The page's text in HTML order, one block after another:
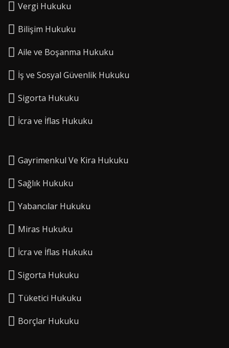
Vergi Hukuku
Bilişim Hukuku
Aile ve Boşanma Hukuku
İş ve Sosyal Güvenlik Hukuku
Sigorta Hukuku
⁠İcra ve İflas Hukuku
Gayrimenkul Ve Kira Hukuku
Sağlık Hukuku
Yabancılar Hukuku
Miras Hukuku
⁠İcra ve İflas Hukuku
Sigorta Hukuku
⁠Tüketici Hukuku
⁠Borçlar Hukuku